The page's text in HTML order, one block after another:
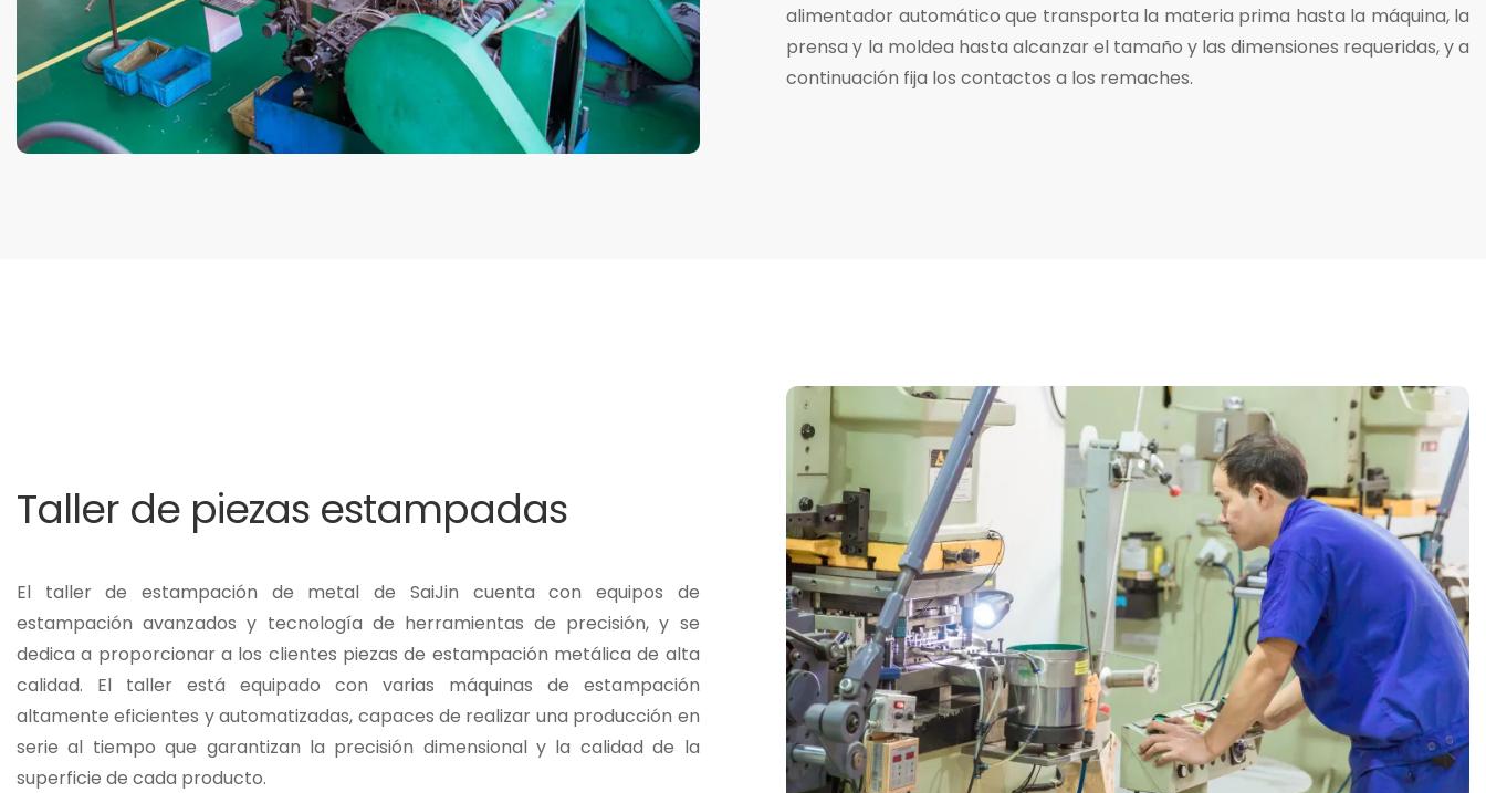
alimentador automático que transporta la materia prima hasta la máquina, la
prensa y la moldea hasta alcanzar el tamaño y las dimensiones requeridas, y a
continuación fija los contactos a los remaches.
Taller de piezas estampadas
El taller de estampación de metal de SaiJin cuenta con equipos de
estampación avanzados y tecnología de herramientas de precisión, y se
dedica a proporcionar a los clientes piezas de estampación metálica de alta
calidad. El taller está equipado con varias máquinas de estampación
altamente eficientes y automatizadas, capaces de realizar una producción en
serie al tiempo que garantizan la precisión dimensional y la calidad de la
superficie de cada producto.